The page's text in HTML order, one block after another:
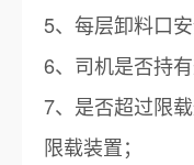
5、每层卸料口
6、司机是否持
7、是否超过限
限载装置；